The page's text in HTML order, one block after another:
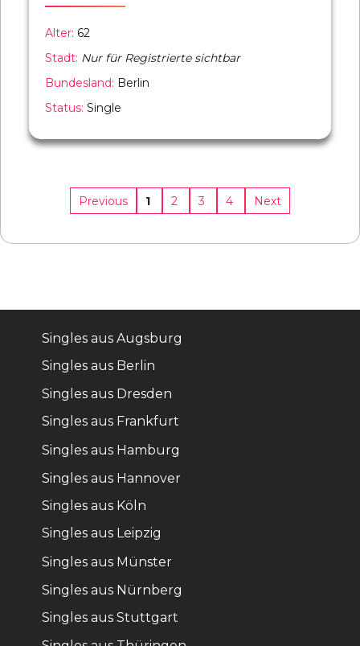
Alter: 62
Stadt: Nur für Registrierte sichtbar
Bundesland: Berlin
Status: Single
1 2 3 4
Singles aus Augsburg
Singles aus Berlin
Singles aus Dresden
Singles aus Frankfurt
Singles aus Hamburg
Singles aus Hannover
Singles aus Köln
Singles aus Leipzig
Singles aus Münster
Singles aus Nürnberg
Singles aus Stuttgart